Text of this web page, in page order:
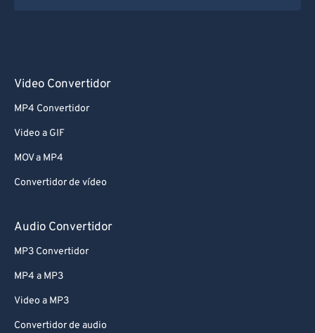
Video Convertidor
MP4 Convertidor
Video a GIF
MOV a MP4
Convertidor de vídeo
Audio Convertidor
MP3 Convertidor
MP4 a MP3
Video a MP3
Convertidor de audio